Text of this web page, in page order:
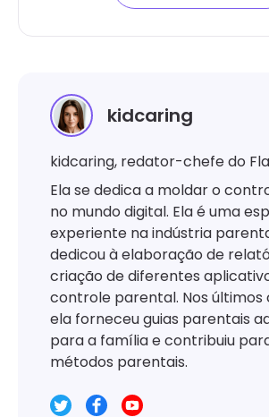
kidcaring
kidcaring, redator-chefe do
Ela se dedica a moldar o
no mundo digital. Ela é uma
experiente na indústria
dedicou à elaboração de
criação de diferentes
controle parental. Nos últimos
ela forneceu guias parentais
para a família e contribuiu
métodos parentais.